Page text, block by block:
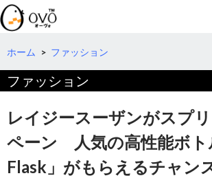
検
索
コ
テ
ツ
へ
ホーム > ファッション
ファッション
レイジースーザンがスプ
ペーン 人気の高性能ボト
Flask」がもらえるチャン